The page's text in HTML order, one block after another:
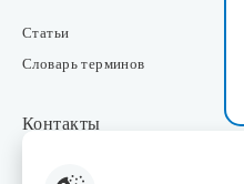
Статьи
Словарь терминов
Контакты